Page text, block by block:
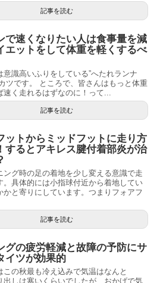
記事を読む
で速くなりたい人は食事量を減
エットをして体重を軽くするべ
意識高いふりをしている”へたれランナ
ツです。 ところで、皆さんはもっと体重
速く走れるはずなのに！って...
記事を読む
ットからミッドフットに走り方
するとアキレス腱付着部炎が治
ング時の足の着地を少し変える意識で走
。具体的には小指球付近から着地してい
かと寄りにしています。つまりフォアフ
記事を読む
グの疲労軽減と故障の予防にサ
イツが効果的
この秋最も冷え込みで気温はなんと
しは寒いくらいでしたが、おかげで気